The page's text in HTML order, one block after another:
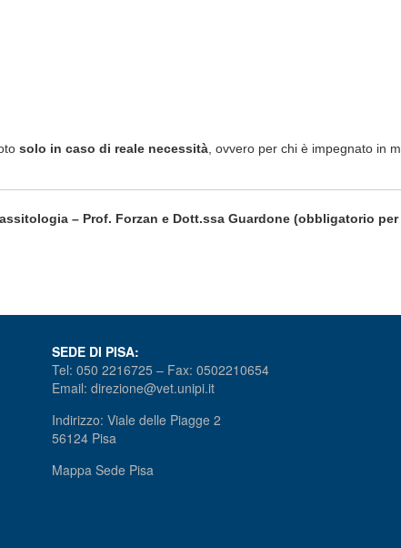
solo in caso di reale necessità , ovvero per chi è impegnato in
– Prof. Forzan e Dott.ssa Guardone (obbligatorio per
SEDE DI PISA:
Tel: 050 2216725 – Fax: 0502210654
Email: direzione@vet.unipi.it
Indirizzo: Viale delle Piagge 2
56124 Pisa
Mappa Sede Pisa